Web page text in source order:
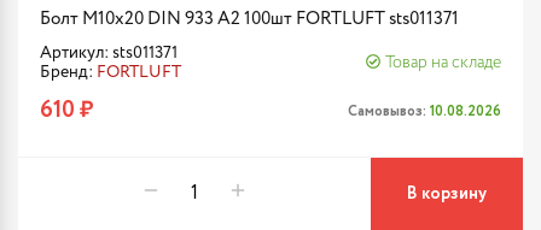
Болт М10х20 DIN 933 A2 100шт FORTLUFT sts011371
Артикул: sts011371
Бренд: FORTLUFT
Товар на складе
610 ₽ Самовывоз: 10.08.2026
В корзину